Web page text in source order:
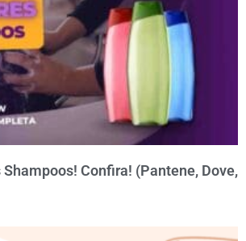
Confira! (Pantene, Dove,